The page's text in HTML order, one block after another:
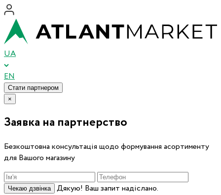
UA
EN
Стати партнером
×
Заявка на партнерство
Безкоштовна консультація щодо формування асортименту
для Вашого магазину
Чекаю дзвінка
Дякую! Ваш запит надіслано.